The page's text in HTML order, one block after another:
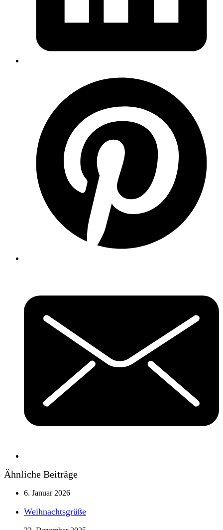
Ähnliche Beiträge
6. Januar 2026
Weihnachtsgrüße